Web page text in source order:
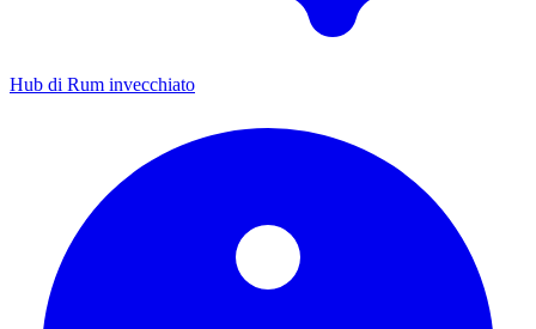
Hub di Rum invecchiato